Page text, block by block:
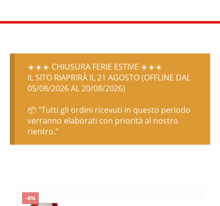
☀️☀️☀️ CHIUSURA FERIE ESTIVE ☀️☀️☀️
IL SITO RIAPRIRÀ IL 21 AGOSTO (OFFLINE DAL
05/08/2026 AL 20/08/2026)
📦 "Tutti gli ordini ricevuti in questo periodo
verranno elaborati con priorità al nostro
rientro."
-6%